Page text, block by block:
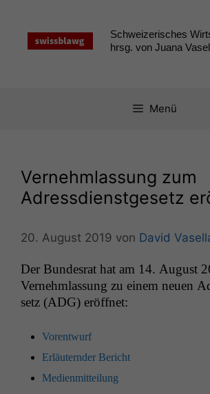
springen
Schweizerisches
hrsg. von Juana
Menü
Vernehmlassung zum
Adressdienstgesetz
20. August 2019 von David
Der Bun­desrat hat am 14. August
Vernehm­las­sung zu einem neuen
setz (ADG) eröffnet:
Voren­twurf
Erläutern­der Bericht
Medi­en­mit­teilung